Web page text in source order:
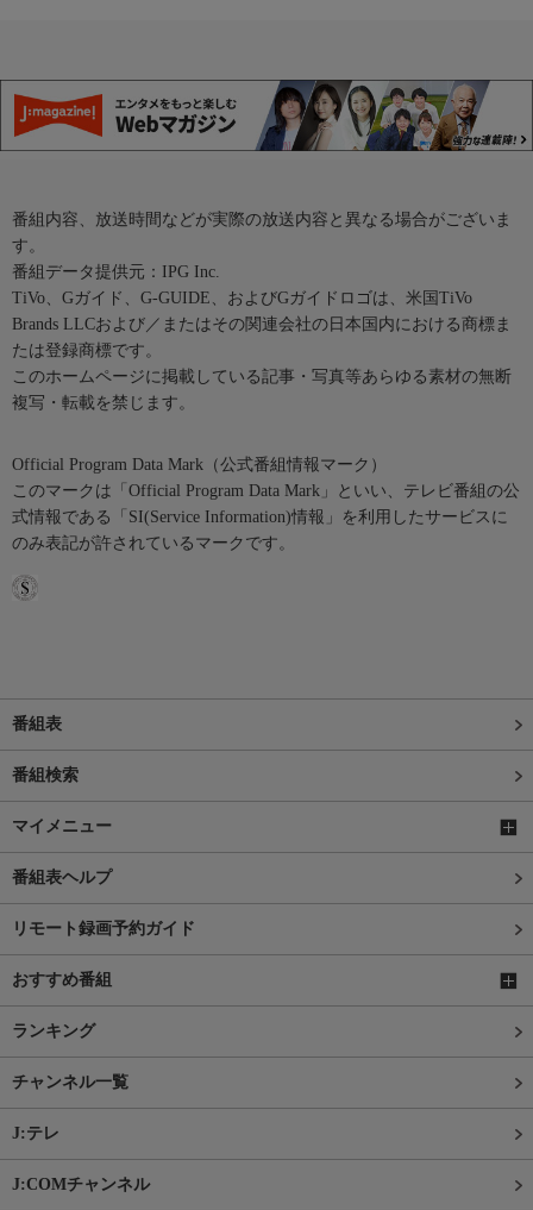
番組内容、放送時間などが実際の放送内容と異なる場合がございま
す。
番組データ提供元：IPG Inc.
TiVo、Gガイド、G-GUIDE、およびGガイドロゴは、米国TiVo
Brands LLCおよび／またはその関連会社の日本国内における商標ま
たは登録商標です。
このホームページに掲載している記事・写真等あらゆる素材の無断
複写・転載を禁じます。
Official Program Data Mark（公式番組情報マーク）
このマークは「Official Program Data Mark」といい、テレビ番組の公
式情報である「SI(Service Information)情報」を利用したサービスに
のみ表記が許されているマークです。
番組表
番組検索
マイメニュー
番組表ヘルプ
リモート録画予約ガイド
おすすめ番組
ランキング
チャンネル一覧
J:テレ
J:COMチャンネル